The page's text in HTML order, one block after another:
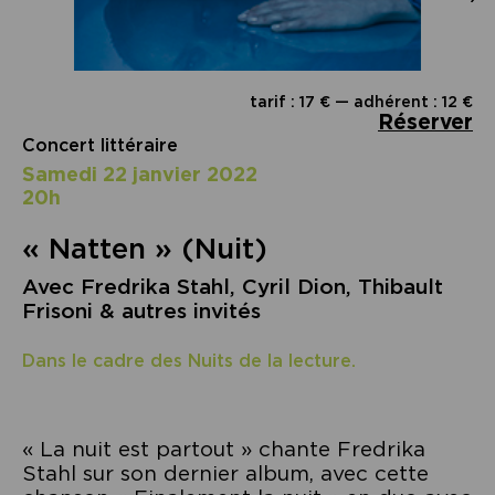
tarif : 17 € — adhérent : 12 €
Réserver
Concert littéraire
samedi 22 janvier 2022
20h
« Natten » (Nuit)
Avec Fredrika Stahl, Cyril Dion, Thibault
Frisoni & autres invités
Dans le cadre des Nuits de la lecture.
« La nuit est partout » chante Fredrika
Stahl sur son dernier album, avec cette